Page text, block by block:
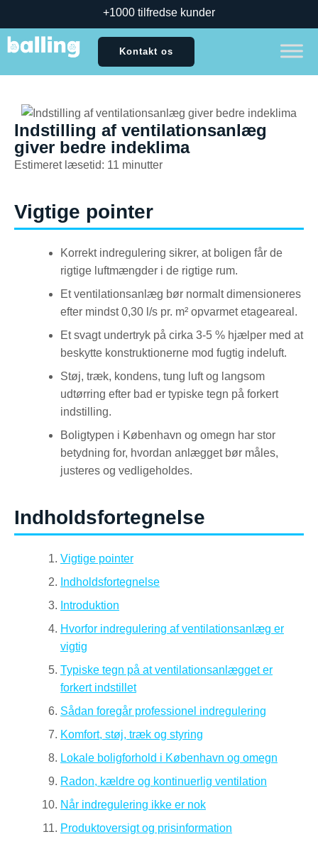
+1000 tilfredse kunder
Kontakt os
Indstilling af ventilationsanlæg
giver bedre indeklima
Estimeret læsetid: 11 minutter
Vigtige pointer
Korrekt indregulering sikrer, at boligen får de
rigtige luftmængder i de rigtige rum.
Et ventilationsanlæg bør normalt dimensioneres
efter mindst 0,30 l/s pr. m² opvarmet etageareal.
Et svagt undertryk på cirka 3-5 % hjælper med at
beskytte konstruktionerne mod fugtig indeluft.
Støj, træk, kondens, tung luft og langsom
udtørring efter bad er typiske tegn på forkert
indstilling.
Boligtypen i København og omegn har stor
betydning for, hvordan anlægget bør måles,
justeres og vedligeholdes.
Indholdsfortegnelse
Vigtige pointer
Indholdsfortegnelse
Introduktion
Hvorfor indregulering af ventilationsanlæg er
vigtig
Typiske tegn på at ventilationsanlægget er
forkert indstillet
Sådan foregår professionel indregulering
Komfort, støj, træk og styring
Lokale boligforhold i København og omegn
Radon, kældre og kontinuerlig ventilation
Når indregulering ikke er nok
Produktoversigt og prisinformation